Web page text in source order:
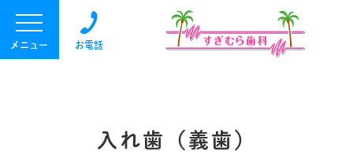
お電話
メニュー
入れ歯（義歯）